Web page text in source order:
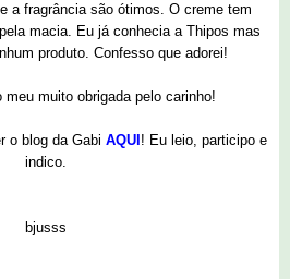
a fragrância são ótimos. O creme tem
macia. Eu já conhecia a Thipos mas
produto. Confesso que adorei!
meu muito obrigada pelo carinho!
o blog da Gabi AQUI ! Eu leio, participo e
indico.
bjusss